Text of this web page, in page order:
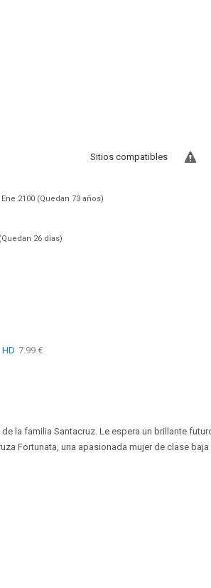
Sitios compatibles
2100 (Quedan 73 años)
26 días)
HD 7.99 €
la familia Santacruz. Le espera un brillante
Fortunata, una apasionada mujer de clase